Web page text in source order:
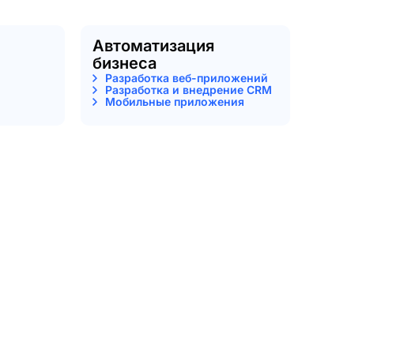
Автоматизация
бизнеса
Разработка веб-приложений
Разработка и внедрение CRM
Мобильные приложения